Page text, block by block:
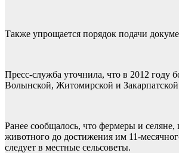
Также упрощается порядок подачи
Пресс-служба уточнила, что в 2012 году
Волынской, Житомирской и
Ранее сообщалось, что фермеры и
животного до достижения им 11-
следует в местные сельсоветы.